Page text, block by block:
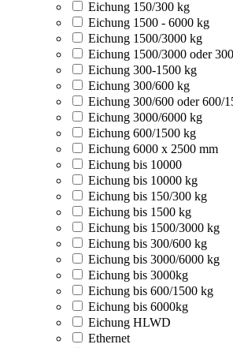
Eichung 150/300 kg
Eichung 1500 - 6000 kg
Eichung 1500/3000 kg
Eichung 1500/3000 oder
Eichung 300-1500 kg
Eichung 300/600 kg
Eichung 300/600 oder 600/
Eichung 3000/6000 kg
Eichung 600/1500 kg
Eichung 6000 x 2500 mm
Eichung bis 10000
Eichung bis 10000 kg
Eichung bis 150/300 kg
Eichung bis 1500 kg
Eichung bis 1500/3000 kg
Eichung bis 300/600 kg
Eichung bis 3000/6000 kg
Eichung bis 3000kg
Eichung bis 600/1500 kg
Eichung bis 6000kg
Eichung HLWD
Ethernet